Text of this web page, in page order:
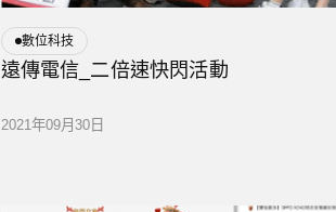
數位科技
遠傳電信_二倍速快閃活動
2021年09月30日